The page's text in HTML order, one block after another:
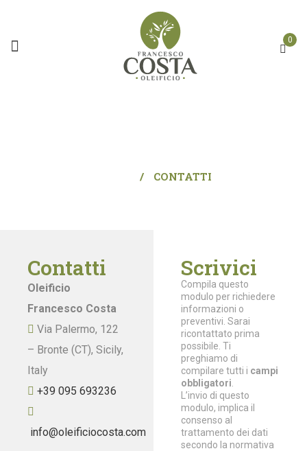
0
/ CONTATTI
Contatti
Oleificio
Francesco Costa
Via Palermo, 122
– Bronte (CT), Sicily,
Italy
+39 095 693236
info@oleificiocosta.com
Scrivici
Compila questo
modulo per richiedere
informazioni o
preventivi. Sarai
ricontattato prima
possibile. Ti
preghiamo di
compilare tutti i campi
obbligatori
L’invio di questo
modulo, implica il
consenso al
trattamento dei dati
secondo la normativa